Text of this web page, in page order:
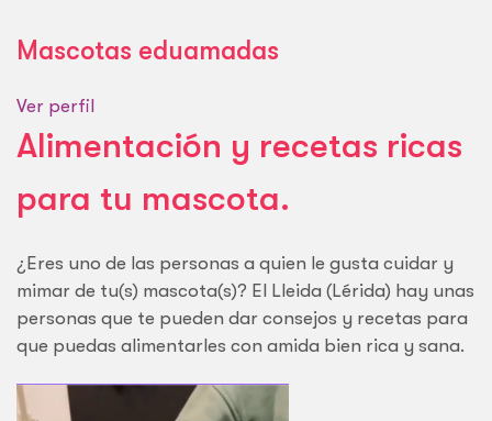
Mascotas eduamadas
Ver perfil
Alimentación y recetas ricas
para tu mascota.
¿Eres uno de las personas a quien le gusta cuidar y
mimar de tu(s) mascota(s)? El Lleida (Lérida) hay unas
personas que te pueden dar consejos y recetas para
que puedas alimentarles con amida bien rica y sana.